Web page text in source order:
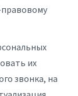
правовому
их
звонка, на